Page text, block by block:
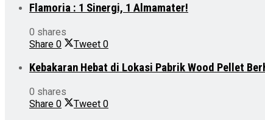
Flamoria : 1 Sinergi, 1 Almamater!
0 shares
Share 0 Tweet 0
Kebakaran Hebat di Lokasi Pabrik Wood Pellet
0 shares
Share 0 Tweet 0